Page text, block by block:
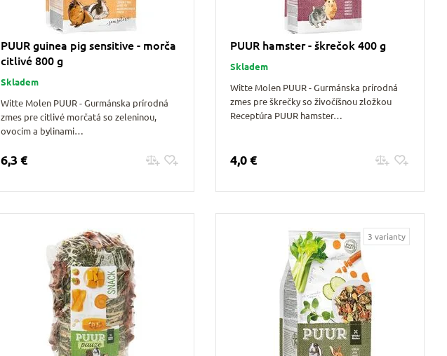
PUUR guinea pig sensitive - morča
citlivé 800 g
Skladem
Witte Molen PUUR - Gurmánska prírodná
zmes pre citlivé morčatá so zeleninou,
ovocím a bylinami…
6,3 €
PUUR hamster - škrečok 400 g
Skladem
Witte Molen PUUR - Gurmánska prírodná
zmes pre škrečky so živočíšnou zložkou
Receptúra PUUR hamster…
4,0 €
3 varianty